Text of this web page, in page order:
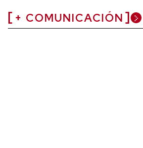
+ COMUNICACIÓN